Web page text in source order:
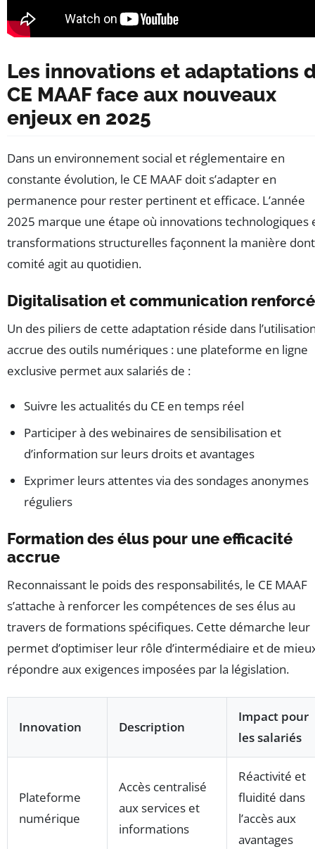
Les innovations et adaptations
CE MAAF face aux nouveaux
enjeux en 2025
Dans un environnement social et réglementaire en
constante évolution, le CE MAAF doit s’adapter en
permanence pour rester pertinent et efficace. L’année
2025 marque une étape où innovations technologiques
transformations structurelles façonnent la manière
comité agit au quotidien.
Digitalisation et communication
Un des piliers de cette adaptation réside dans
accrue des outils numériques : une plateforme en ligne
exclusive permet aux salariés de :
Suivre les actualités du CE en temps réel
Participer à des webinaires de sensibilisation et
d’information sur leurs droits et avantages
Exprimer leurs attentes via des sondages anonymes
réguliers
Formation des élus pour une efficacité
accrue
Reconnaissant le poids des responsabilités, le CE MAAF
s’attache à renforcer les compétences de ses élus au
travers de formations spécifiques. Cette démarche leur
permet d’optimiser leur rôle d’intermédiaire et de
répondre aux exigences imposées par la législation.
Innovation Description
Impact pour
les salariés
Plateforme
numérique
Accès centralisé
aux services et
informations
Réactivité et
fluidité dans
l’accès aux
avantages